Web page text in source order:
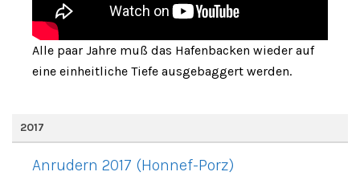
Alle paar Jahre muß das Hafenbacken wieder auf
eine einheitliche Tiefe ausgebaggert werden.
2017
Anrudern 2017 (Honnef-Porz)